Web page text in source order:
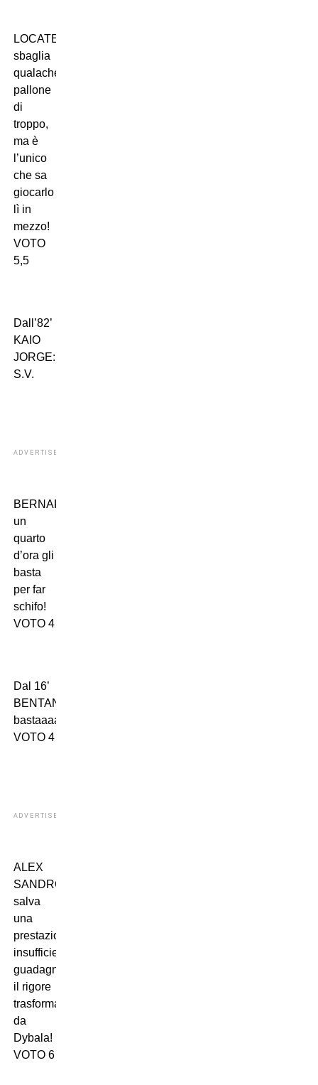
LOCATELLI:
sbaglia
qualache
pallone
di
troppo,
ma è
l’unico
che sa
giocarlo
lì in
mezzo!
VOTO
5,5
Dall’82’
KAIO
JORGE:
S.V.
ADVERTISEMENT
BERNARDESCHI:
un
quarto
d’ora gli
basta
per far
schifo!
VOTO 4
Dal 16’
BENTANCUR:
bastaaaaaaaa!!!
VOTO 4
ADVERTISEMENT
ALEX
SANDRO:
salva
una
prestazione
insufficiente
guadagnandosi
il rigore
trasformato
da
Dybala!
VOTO 6